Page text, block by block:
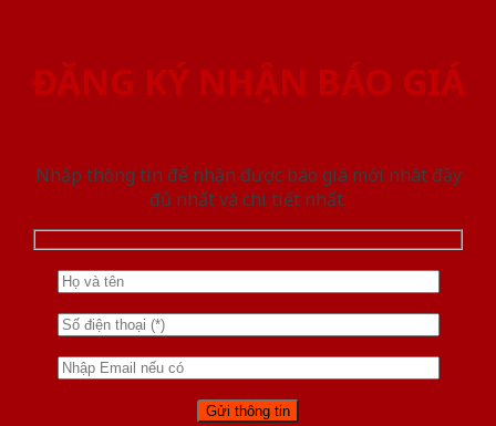
ĐĂNG KÝ NHẬN BÁO GIÁ
Nhập thông tin để nhận được báo giá mới nhât đầy
đủ nhất và chi tiết nhất.